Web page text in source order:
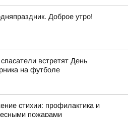
Доброе утро!
встретят День
на футболе
стихии: профилактика и
пожарами